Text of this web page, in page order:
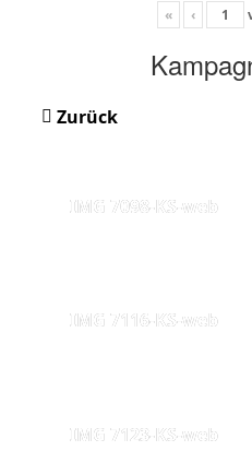
« ‹
Zurück
IMG 7098-KS-web
IMG 7116-KS-web
IMG 7123-KS-web